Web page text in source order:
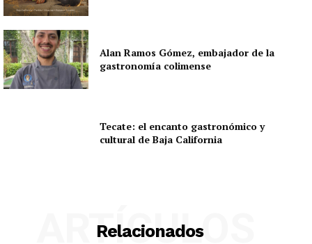
Alan Ramos Gómez, embajador de la
gastronomía colimense
Tecate: el encanto gastronómico y
cultural de Baja California
Relacionados
ARTÍCULOS